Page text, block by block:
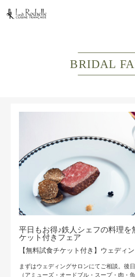
BRIDAL
平日もお得♪鉄人シェフの料理を
ケット付きフェア
【無料試食チケット付き】ウェディ
まずはウェディングサロンにてご相談。後
（アミューズ・オードブル・スープ・肉・